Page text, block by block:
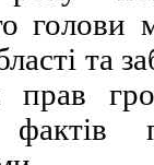
голови
та
прав